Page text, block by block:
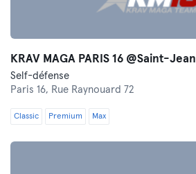
KRAV MAGA PARIS 16 @Saint-Jean
Self-défense
Paris 16, Rue Raynouard 72
Classic Premium Max